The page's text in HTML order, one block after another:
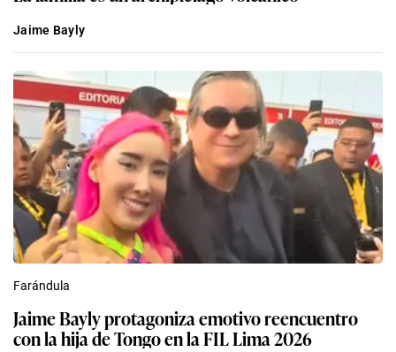
Jaime Bayly
Farándula
Jaime Bayly protagoniza emotivo reencuentro
con la hija de Tongo en la FIL Lima 2026